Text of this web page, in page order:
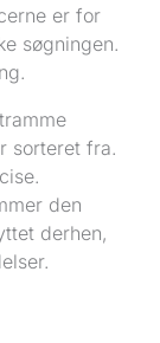
er for
søgningen.
sorteret fra.
den
derhen,